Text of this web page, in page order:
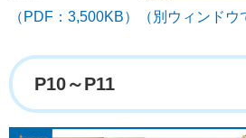
（PDF：3,500KB）（別ウィンドウ
P10～P11